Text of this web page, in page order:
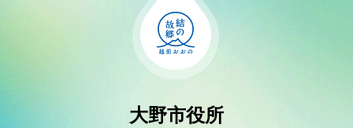
大野市役所